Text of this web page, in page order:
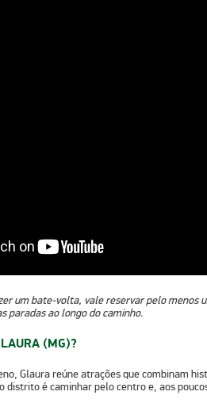
um bate-volta, vale reservar pelo menos
paradas ao longo do caminho.
(MG)?
Glaura reúne atrações que combinam
distrito écaminhar pelo centro e, aos